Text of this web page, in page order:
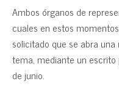
Ambos órganos de
cuales en estos
solicitado que se abra
tema, mediante un
de junio.